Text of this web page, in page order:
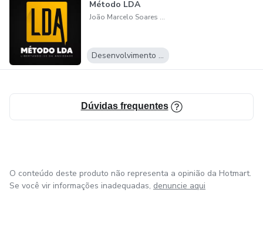
Método LDA
João Marcelo Soares de Sousa
Desenvolvimento Pessoal
Dúvidas frequentes
O conteúdo deste produto não representa a opinião da Hotmart.
Se você vir informações inadequadas, denuncie aqui